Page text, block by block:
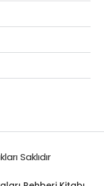
Saklıdır